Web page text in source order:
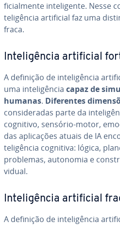
fi­ci­al­mente in­te­li­gente. Nesse
te­li­gên­cia ar­ti­fi­cial faz uma
fraca.
In­te­li­gên­cia ar­ti­fi­cial
A definição de in­te­li­gên­cia
uma in­te­li­gên­cia capaz de
humanas. Di­fe­ren­tes
con­si­de­ra­das parte da
cognitivo, sensório-motor,
das apli­ca­ções atuais de IA
te­li­gên­cia cognitiva: lógica,
problemas, autonomia e
vi­dual.
In­te­li­gên­cia ar­ti­fi­cial
A definição de in­te­li­gên­cia